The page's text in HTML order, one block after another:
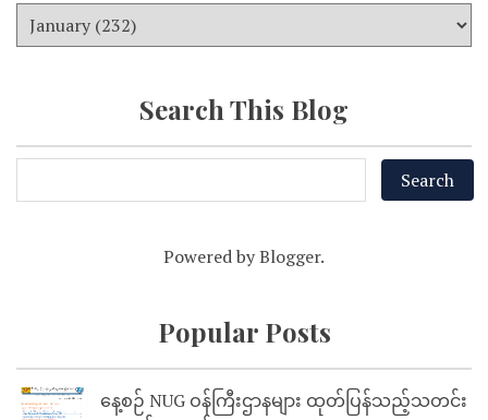
Search This Blog
Powered byBlogger.
Popular Posts
နေ့စဉ် NUG ဝန်ကြီးဌာနများ ထုတ်ပြန်သည့်သတင်း